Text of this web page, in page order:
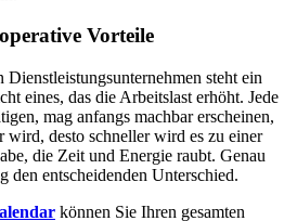
Vorteile
steht ein
eines, das die Arbeitslast erhöht. Jede
mag anfangs machbar erscheinen,
desto schneller wird es zu einer
die Zeit und Energie raubt. Genau
den entscheidenden Unterschied.
können Sie Ihren gesamten